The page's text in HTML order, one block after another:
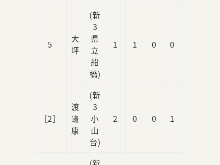
5
大
坪
(新
3
県
立
船
橋)
1 1 0 0
［2］
渡
邊
康
(新
3
小
山
台)
2 0 0 1